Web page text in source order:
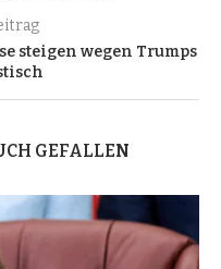
steigen wegen Trumps
GEFALLEN